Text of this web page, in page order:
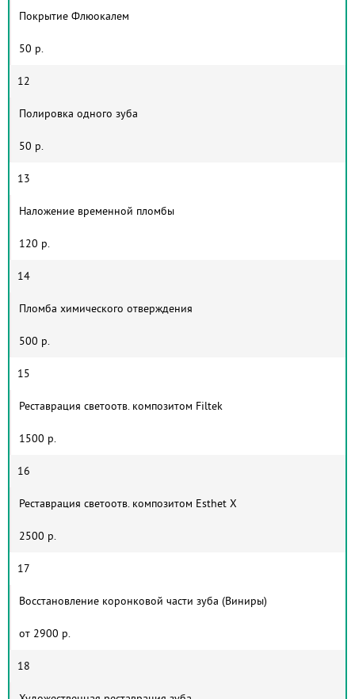
Покрытие Флюокалем
50 р.
12
Полировка одного зуба
50 р.
13
Наложение временной пломбы
120 р.
14
Пломба химического отверждения
500 р.
15
Реставрация светоотв. композитом Filtek
1500 р.
16
Реставрация светоотв. композитом Esthet X
2500 р.
17
Восстановление коронковой части зуба (Виниры)
от 2900 р.
18